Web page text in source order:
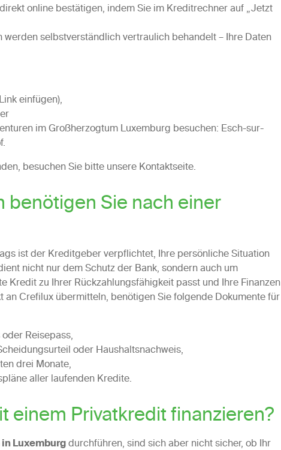
online bestätigen, indem Sie im Kreditrechner auf „Jetzt
selbstverständlich vertraulich behandelt – Ihre Daten
einfügen),
im Großherzogtum Luxemburg besuchen: Esch-sur-
besuchen Sie bitte unsere Kontaktseite.
Sie nach einer
ist der Kreditgeber verpflichtet, Ihre persönliche Situation
nicht nur dem Schutz der Bank, sondern auch um
Kredit zu Ihrer Rückzahlungsfähigkeit passt und Ihre Finanzen
an Crefilux übermitteln, benötigen Sie folgende Dokumente für
Reisepass,
oder Haushaltsnachweis,
drei Monate,
aller laufenden Kredite.
einem Privatkredit finanzieren?
Luxemburgdurchführen, sind sich aber nicht sicher, ob Ihr